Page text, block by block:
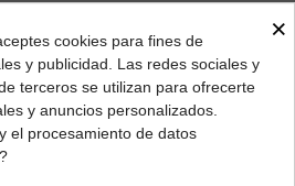
SOCIALES
×
cookies para fines de
y publicidad. Las redes sociales y
terceros se utilizan para ofrecerte
y anuncios personalizados.
el procesamiento de datos